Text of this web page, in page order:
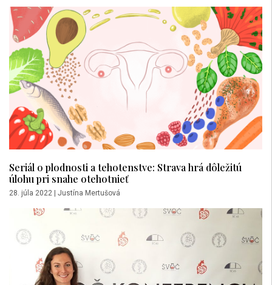
Seriál o plodnosti a tehotenstve: Strava hrá dôležitú
úlohu pri snahe otehotnieť
28. júla 2022 Justína Mertušová